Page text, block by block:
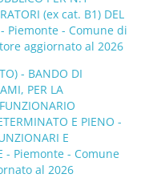
(ex cat. B1) DEL
- Piemonte - Comune di
aggiornato al 2026
- BANDO DI
PER LA
E PIENO -
E
- Piemonte - Comune
al 2026